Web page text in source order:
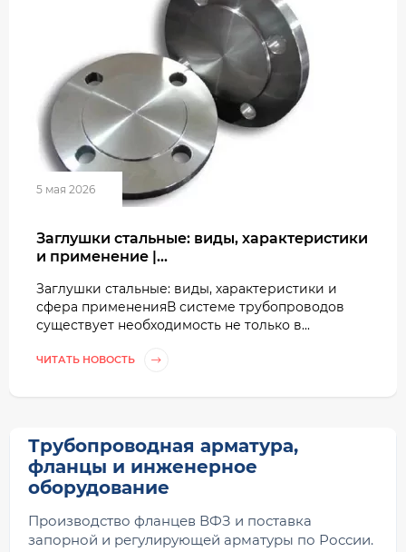
5 мая 2026
Заглушки стальные: виды, характеристики
и применение |...
Заглушки стальные: виды, характеристики и
сфера примененияВ системе трубопроводов
существует необходимость не только в...
ЧИТАТЬ НОВОСТЬ
Трубопроводная арматура,
фланцы и инженерное
оборудование
Производство фланцев ВФЗ и поставка
запорной и регулирующей арматуры по России.